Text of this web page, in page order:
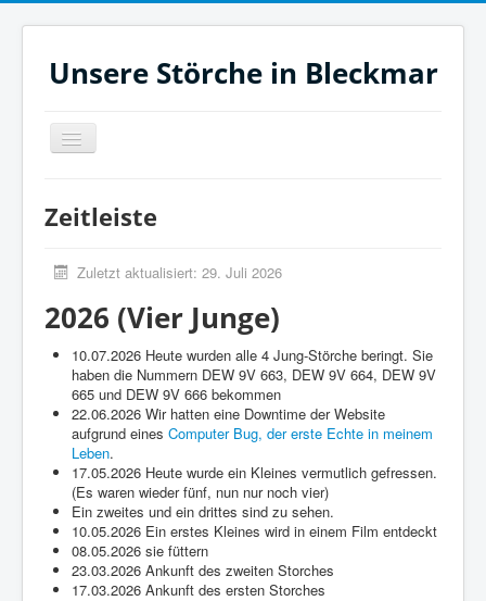
Unsere Störche in Bleckmar
Navigation
an/aus
Heute
Monat
Filme
Aktuelles
Zeitleiste
Unsere Störche
Links
Über diese Seite
Gästebuch
Zeitleiste
Zuletzt aktualisiert: 29. Juli 2026
2026 (Vier Junge)
10.07.2026 Heute wurden alle 4 Jung-Störche beringt. Sie
haben die Nummern DEW 9V 663, DEW 9V 664, DEW 9V
665 und DEW 9V 666 bekommen
22.06.2026 Wir hatten eine Downtime der Website
aufgrund eines Computer Bug, der erste Echte in meinem
Leben.
17.05.2026 Heute wurde ein Kleines vermutlich gefressen.
(Es waren wieder fünf, nun nur noch vier)
Ein zweites und ein drittes sind zu sehen.
10.05.2026 Ein erstes Kleines wird in einem Film entdeckt
08.05.2026 sie füttern
23.03.2026 Ankunft des zweiten Storches
17.03.2026 Ankunft des ersten Storches